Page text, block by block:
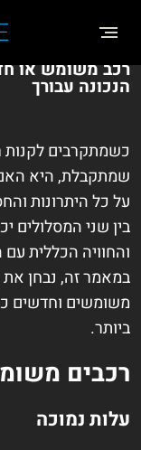
בְּאֲתָר
מַעֲרֶכֶת
"נָגִישׁ
בִּקְלִיק"
הַמְּסַיַּעַת
לִנְגִישׁוּת
הָאֲתָר.
רכב משומש או
הנכונה עבורך
כשמתקרבים
שמתקבלת, היא
על כל היתרונות
בין שני המסלולים
והחוויה הכללית
במאמר זה, נבחן את
משומשים וחדשים
ביותר.
רכבים
עלות נמוכה